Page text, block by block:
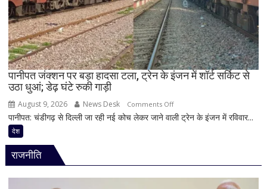
आरोप,
22
वर्षीय
युवक
गिरफ्तार;
फोन
पानीपत जंक्शन पर बड़ा हादसा टला, ट्रेन के इंजन में शॉर्ट सर्किट से
उठा धुआं; डेढ़ घंटे रुकी गाड़ी
August 9, 2026 News Desk Comments Offon
पानीपत
हादसा
पानीपत: चंडीगढ़ से दिल्ली जा रही नई कोच लेकर जाने वाली ट्रेन के इंजन में रविवार...
देश
राजनीति